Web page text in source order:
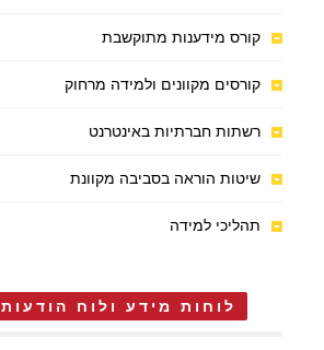
קורס מידענות מתוקשבת
קורסים מקוונים ולמידה מרחוק
רשתות חברתיות באינטרנט
שיטות הוראה בסביבה מקוונת
תהליכי למידה
לוחות מידע ולוח הודעות